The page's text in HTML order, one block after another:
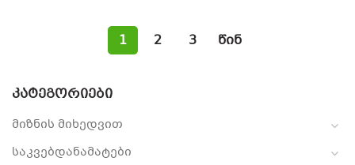
ᲙᲐᲢᲔᲒᲝᲠᲘᲔᲑᲘ
მიზნის მიხედვით
საკვებდანამატები
1 2 3 წინ